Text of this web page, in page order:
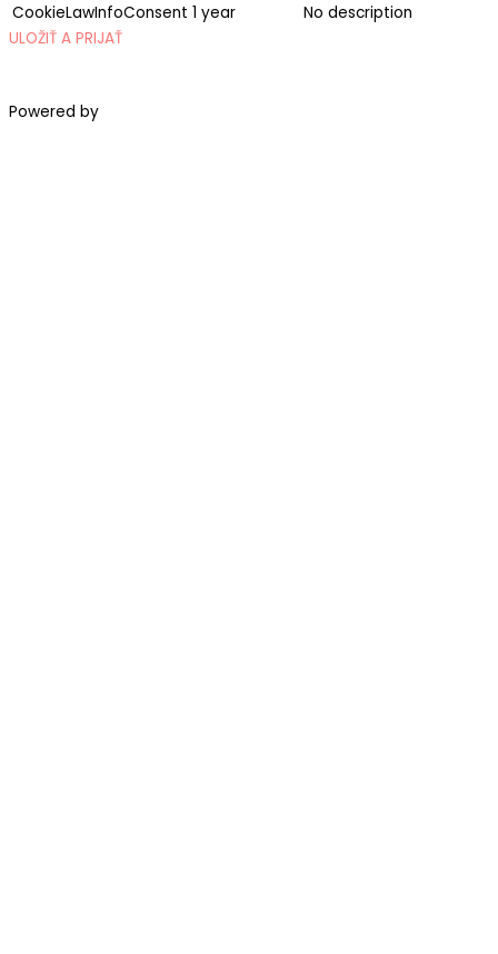
CookieLawInfoConsent 1 year
No description
ULOŽIŤ A PRIJAŤ
Powered by